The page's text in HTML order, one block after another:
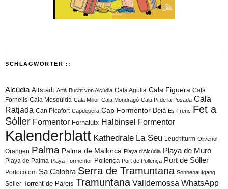
SCHLAGWÖRTER ::
Alcúdia Altstadt Artà Bucht von Alcúdia Cala Agulla Cala Figuera Cala
Fornells Cala Mesquida Cala Millor Cala Mondragó Cala Pi de la Posada Cala
Ratjada Can Picafort Capdepera Cap Formentor Deià Es Trenc Fet a
Sóller Formentor Fornalutx Halbinsel Formentor
Kalenderblatt Kathedrale La Seu Leuchtturm Olivenöl
Orangen Palma Palma de Mallorca Playa d'Alcúdia Playa de Muro
Playa de Palma Playa Formentor Pollença Port de Pollença Port de Sóller
Portocolom Sa Calobra Serra de Tramuntana Sonnenaufgang
Sòller Torrent de Pareis Tramuntana Valldemossa WhatsApp